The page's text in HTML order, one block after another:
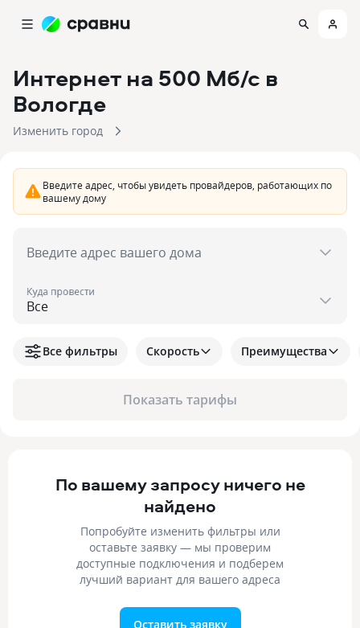
Интернет на 500 Мб/с в
Вологде
Изменить город
Введите адрес, чтобы увидеть провайдеров, работающих по
вашему дому
Введите адрес вашего дома
Куда провести
Показать тарифы
Все фильтры Скорость Преимущества
По вашему запросу ничего не
найдено
Попробуйте изменить фильтры или
оставьте заявку — мы проверим
доступные подключения и подберем
лучший вариант для вашего адреса
Оставить заявку